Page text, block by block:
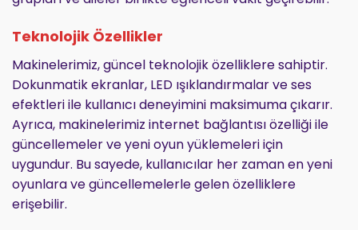
Teknolojik Özellikler
Makinelerimiz, güncel teknolojik özelliklere sahiptir.
Dokunmatik ekranlar, LED ışıklandırmalar ve ses
efektleri ile kullanıcı deneyimini maksimuma çıkarır.
Ayrıca, makinelerimiz internet bağlantısı özelliği ile
güncellemeler ve yeni oyun yüklemeleri için
uygundur. Bu sayede, kullanıcılar her zaman en yeni
oyunlara ve güncellemelerle gelen özelliklere
erişebilir.